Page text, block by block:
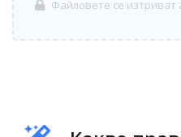
Файловете се изтриват